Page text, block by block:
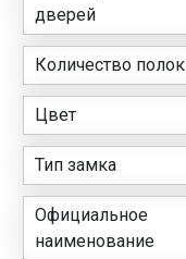
дверей
Количество полок
Цвет
Тип замка
Официальное
наименование